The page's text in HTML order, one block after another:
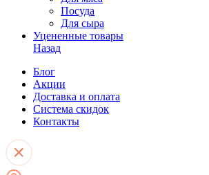
Посуда
Для сыра
Уцененные товары
Назад
Блог
Акции
Доставка и оплата
Система скидок
Контакты